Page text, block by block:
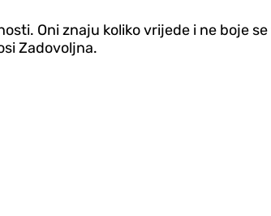
Oni znaju koliko vrijede i ne boje
Zadovoljna.